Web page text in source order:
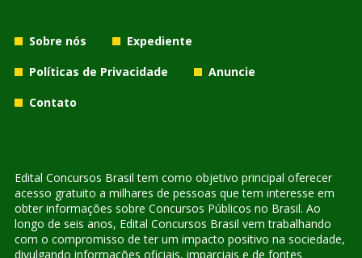
Sobre nós
Expediente
Políticas de Privacidade
Anuncie
Contato
Edital Concursos Brasil tem como objetivo principal oferecer
acesso gratuito a milhares de pessoas que tem interesse em
obter informações sobre Concursos Públicos no Brasil. Ao
longo de seis anos, Edital Concursos Brasil vem trabalhando
com o compromisso de ter um impacto positivo na sociedade,
divulgando informações oficiais, imparciais e de fontes